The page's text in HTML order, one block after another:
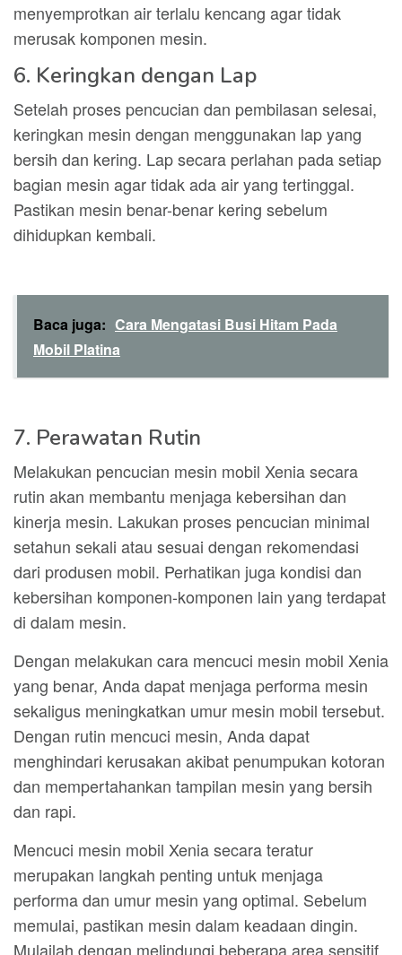
menyemprotkan air terlalu kencang agar tidak
merusak komponen mesin.
6. Keringkan dengan Lap
Setelah proses pencucian dan pembilasan selesai,
keringkan mesin dengan menggunakan lap yang
bersih dan kering. Lap secara perlahan pada setiap
bagian mesin agar tidak ada air yang tertinggal.
Pastikan mesin benar-benar kering sebelum
dihidupkan kembali.
Baca juga: Cara Mengatasi Busi Hitam Pada
Mobil Platina
7. Perawatan Rutin
Melakukan pencucian mesin mobil Xenia secara
rutin akan membantu menjaga kebersihan dan
kinerja mesin. Lakukan proses pencucian minimal
setahun sekali atau sesuai dengan rekomendasi
dari produsen mobil. Perhatikan juga kondisi dan
kebersihan komponen-komponen lain yang terdapat
di dalam mesin.
Dengan melakukan cara mencuci mesin mobil Xenia
yang benar, Anda dapat menjaga performa mesin
sekaligus meningkatkan umur mesin mobil tersebut.
Dengan rutin mencuci mesin, Anda dapat
menghindari kerusakan akibat penumpukan kotoran
dan mempertahankan tampilan mesin yang bersih
dan rapi.
Mencuci mesin mobil Xenia secara teratur
merupakan langkah penting untuk menjaga
performa dan umur mesin yang optimal. Sebelum
memulai, pastikan mesin dalam keadaan dingin.
Mulailah dengan melindungi beberapa area sensitif